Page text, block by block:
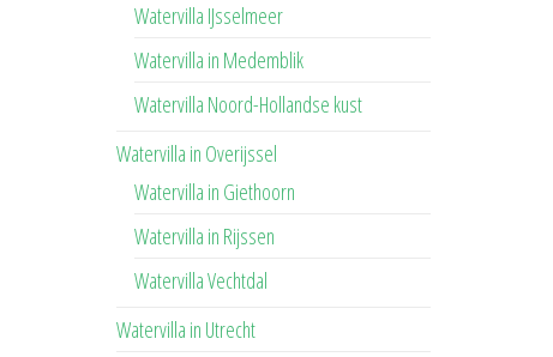
Watervilla IJsselmeer
Watervilla in Medemblik
Watervilla Noord-Hollandse kust
Watervilla in Overijssel
Watervilla in Giethoorn
Watervilla in Rijssen
Watervilla Vechtdal
Watervilla in Utrecht